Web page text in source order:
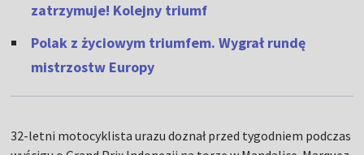
zatrzymuje! Kolejny triumf
Polak z życiowym triumfem. Wygrał rundę
mistrzostw Europy
32-letni motocyklista urazu doznał przed tygodniem podczas